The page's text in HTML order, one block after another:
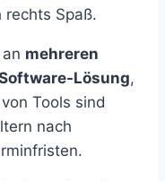
rechts Spaß.
mehreren
Lösung,
Tools sind
nach